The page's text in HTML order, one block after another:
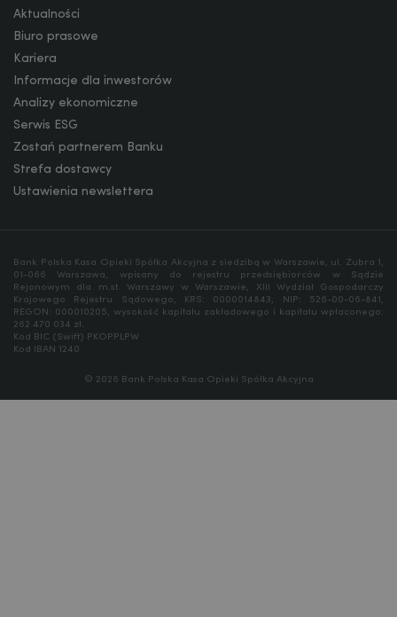
Aktualności
Biuro prasowe
Kariera
Informacje dla inwestorów
Analizy ekonomiczne
Serwis ESG
Zostań partnerem Banku
Strefa dostawcy
Ustawienia newslettera
Bank Polska Kasa Opieki Spółka Akcyjna z siedzibą w Warszawie, ul. Żubra 1,
01-066 Warszawa, wpisany do rejestru przedsiębiorców w Sądzie
Rejonowym dla m.st. Warszawy w Warszawie, XIII Wydział Gospodarczy
Krajowego Rejestru Sądowego, KRS: 0000014843, NIP: 526-00-06-841,
REGON: 000010205, wysokość kapitału zakładowego i kapitału wpłaconego:
262 470 034 zł.
Kod BIC (Swift) PKOPPLPW
Kod IBAN 1240
© 2026 Bank Polska Kasa Opieki Spółka Akcyjna